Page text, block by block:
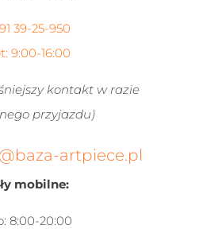
39-25-950
9:00-16:00
kontakt w razie
przyjazdu)
artpiece.pl
mobilne:
8:00-20:00